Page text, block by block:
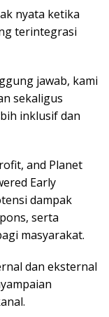
nyata ketika
terintegrasi
jawab, kami
sekaligus
inklusif dan
and Planet
Early
dampak
serta
masyarakat.
dan eksternal